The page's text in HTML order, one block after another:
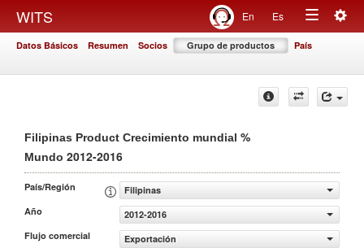
WITS En Es
Toggle
Datos Básicos Resumen Socios Grupo de productos País
Filipinas Product Crecimiento mundial %
Mundo 2012-2016
País/Región
Filipinas
Año
2012-2016
Flujo comercial
Exportación